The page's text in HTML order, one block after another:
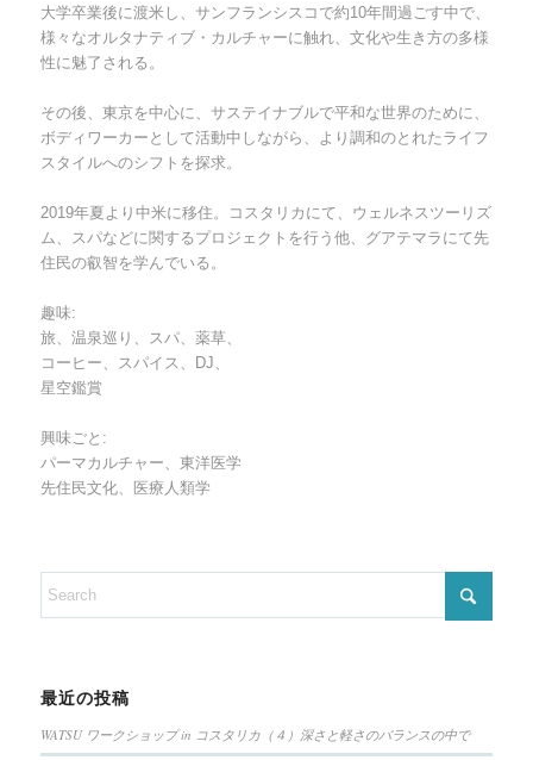
大学卒業後に渡米し、サンフランシスコで約10年間過ごす中で、
様々なオルタナティブ・カルチャーに触れ、文化や生き方の多様
性に魅了される。
その後、東京を中心に、サステイナブルで平和な世界のために、
ボディワーカーとして活動中しながら、より調和のとれたライフ
スタイルへのシフトを探求。
2019年夏より中米に移住。コスタリカにて、ウェルネスツーリズ
ム、スパなどに関するプロジェクトを行う他、グアテマラにて先
住民の叡智を学んでいる。
趣味:
旅、温泉巡り、スパ、薬草、
コーヒー、スパイス、DJ、
星空鑑賞
興味ごと:
パーマカルチャー、東洋医学
先住民文化、医療人類学
最近の投稿
WATSU ワークショップ in コスタリカ（４）深さと軽さのバランスの中で